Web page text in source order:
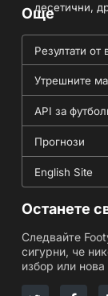
десетични,
Още
Резултати от
Утрешните
API за
Прогнози
English Site
Останете
Следвайте
сигурни, че
избор или